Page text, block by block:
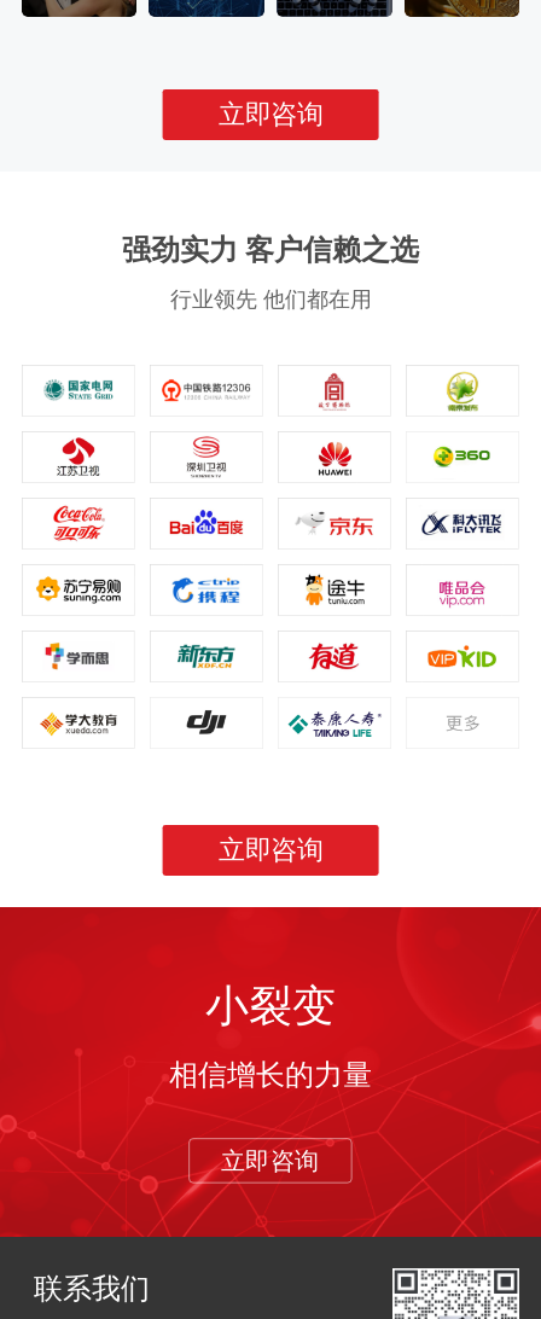
立即咨询
强劲实力 客户信赖之选
行业领先 他们都在用
立即咨询
小裂变
相信增长的力量
立即咨询
联系我们